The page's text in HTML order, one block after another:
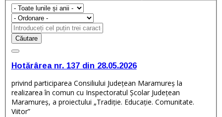
Căutare
Hotărârea nr. 137 din 28.05.2026
privind participarea Consiliului Judeţean Maramureș la
realizarea în comun cu Inspectoratul Școlar Județean
Maramureș, a proiectului „Tradiție. Educație. Comunitate.
Viitor”